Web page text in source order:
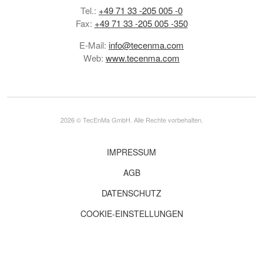
Tel.: +49 71 33 -205 005 -0
Fax: +49 71 33 -205 005 -350
E-Mail: info@tecenma.com
Web: www.tecenma.com
2026 © TecEnMa GmbH. Alle Rechte vorbehalten.
IMPRESSUM
AGB
DATENSCHUTZ
COOKIE-EINSTELLUNGEN